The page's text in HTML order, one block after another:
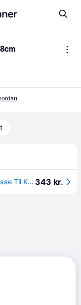
Ferplast Atlas 30 Elemental Transportkasse Til Kæledyr Assorteret 60x40x38 Cm 343 kr.